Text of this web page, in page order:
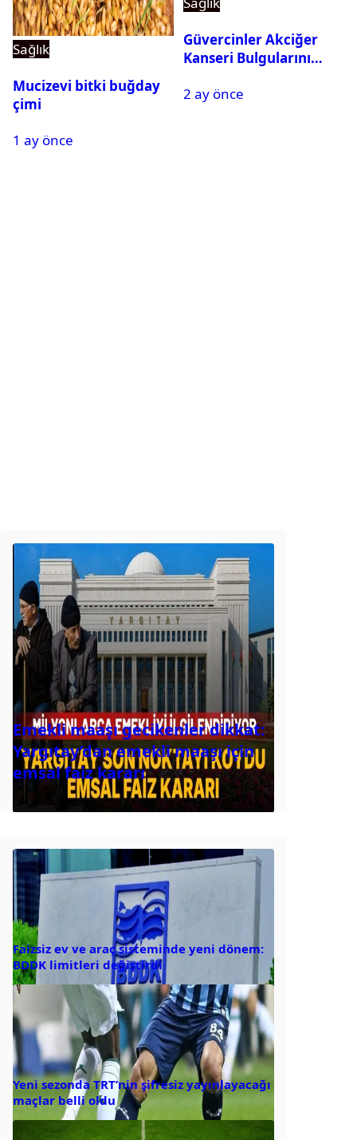
Sağlık
Mucizevi bitki buğday
çimi
1 ay önce
Güvercinler Akciğer
Kanseri Bulgularını
2 ay önce
Emekli maaşı gecikenler dikkat:
Yargıtay’dan emekli maaşı için
emsal faiz kararı
Faizsiz ev ve araç sisteminde yeni dönem:
BDDK limitleri değiştirdi
Yeni sezonda TRT’nin şifresiz yayınlayacağı
maçlar belli oldu